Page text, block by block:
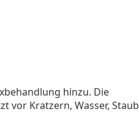
hinzu. Die
vor Kratzern, Wasser, Staub